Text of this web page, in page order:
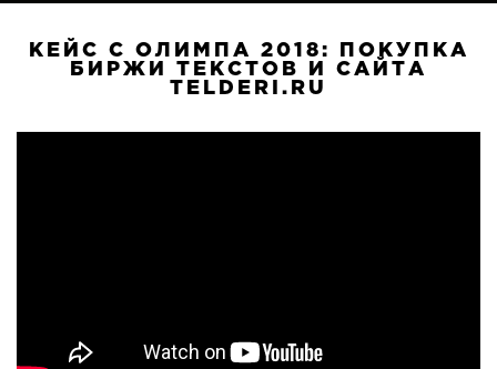
КЕЙС С ОЛИМПА 2018: ПОКУПКА
БИРЖИ ТЕКСТОВ И САЙТА
TELDERI.RU